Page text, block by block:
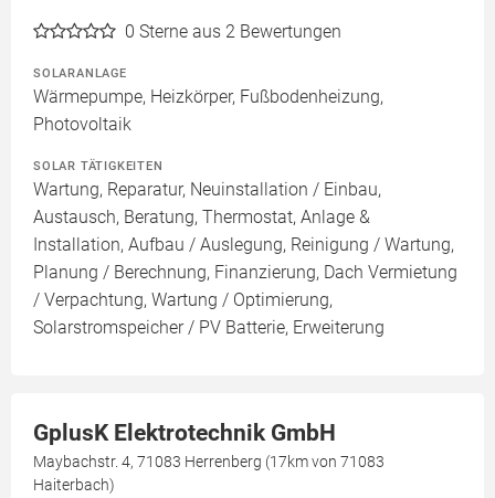
0 Sterne aus 2 Bewertungen
SOLARANLAGE
Wärmepumpe, Heizkörper, Fußbodenheizung,
Photovoltaik
SOLAR TÄTIGKEITEN
Wartung, Reparatur, Neuinstallation / Einbau,
Austausch, Beratung, Thermostat, Anlage &
Installation, Aufbau / Auslegung, Reinigung / Wartung,
Planung / Berechnung, Finanzierung, Dach Vermietung
/ Verpachtung, Wartung / Optimierung,
Solarstromspeicher / PV Batterie, Erweiterung
GplusK Elektrotechnik GmbH
Maybachstr. 4, 71083 Herrenberg (17km von 71083
Haiterbach)